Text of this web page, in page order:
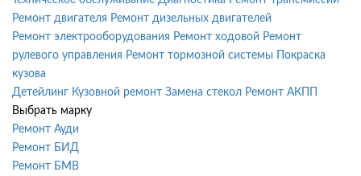
Ремонт двигателя Ремонт дизельных двигателей
Ремонт электрооборудования Ремонт ходовой Ремонт
рулевого управления Ремонт тормозной системы
Покраска
кузова
Детейлинг Кузовной ремонт Замена стекол Ремонт АКПП
Выбрать марку
Ремонт Ауди
Ремонт БИД
Ремонт БМВ